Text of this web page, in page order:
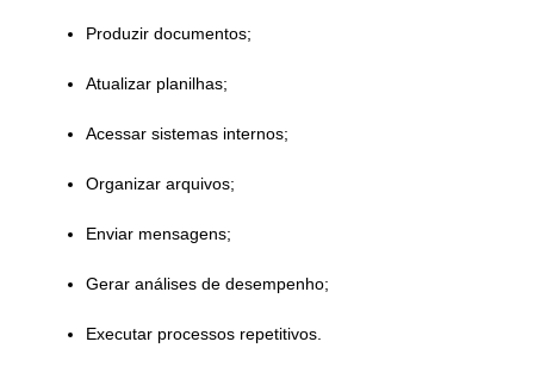
Produzir documentos;
Atualizar planilhas;
Acessar sistemas internos;
Organizar arquivos;
Enviar mensagens;
Gerar análises de desempenho;
Executar processos repetitivos.